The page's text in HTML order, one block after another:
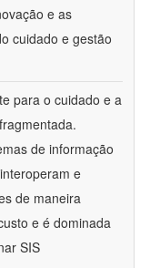
e as
cuidado e gestão
para o cuidado e a
de informação
e
de maneira
e é dominada
SIS